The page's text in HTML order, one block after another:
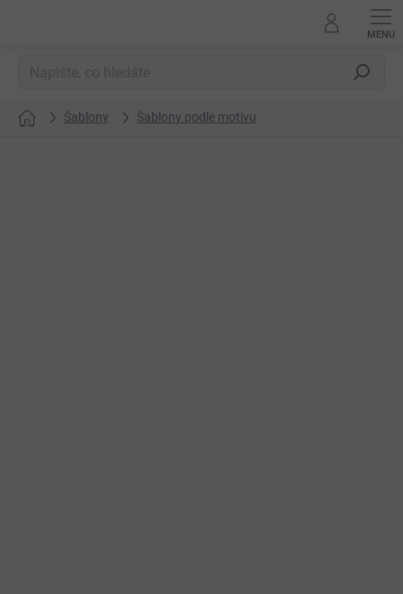
Hledat
Domů Šablony Šablony podle motivu